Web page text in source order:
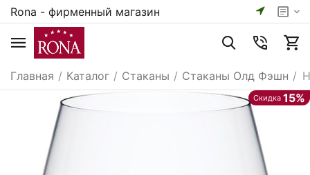
Rona - фирменный магазин
Главная / Каталог / Стаканы / Стаканы Олд Фэшн /
Скидка 15%